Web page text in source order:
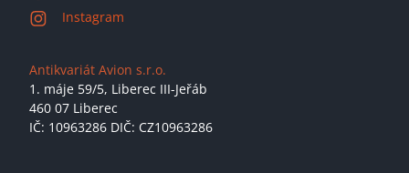
Instagram
Antikvariát Avion s.r.o.
1. máje 59/5, Liberec III-Jeřáb
460 07 Liberec
IČ: 10963286 DIČ: CZ10963286